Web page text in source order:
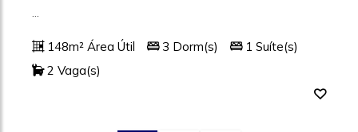
...
148m² Área Útil 3 Dorm(s)
1 Suíte(s)
2 Vaga(s)